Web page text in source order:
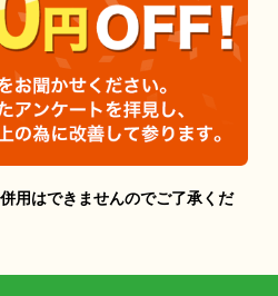
用はできませんのでご了承くだ